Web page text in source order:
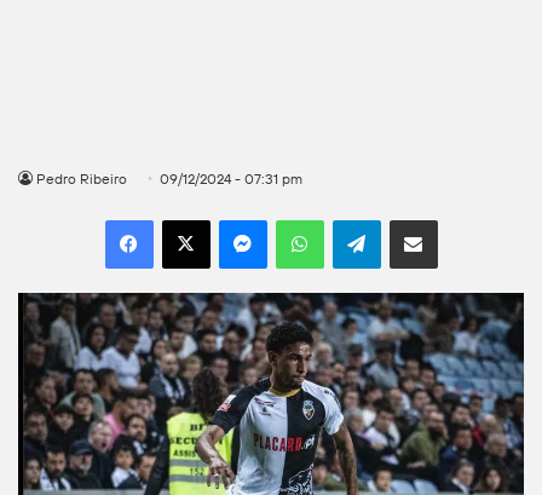
Pedro Ribeiro 09/12/2024 - 07:31 pm
Facebook
X MessengerWhatsAppTelegramCompartilhar por e-mail